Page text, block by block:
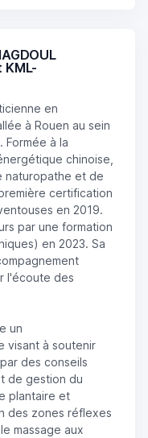
KML-
en
à Rouen au sein
Formée à la
chinoise,
naturopathe et de
certification
en 2019.
par une formation
en 2023. Sa
l'écoute des
un
visant à soutenir
des conseils
de gestion du
plantaire et
des zones réflexes
massage aux